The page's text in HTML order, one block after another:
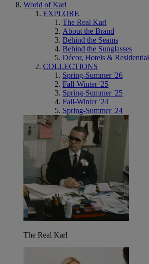
World of Karl
EXPLORE
The Real Karl
About the Brand
Behind the Seams
Behind the Sunglasses
Décor, Hotels & Residential
COLLECTIONS
Spring-Summer '26
Fall-Winter '25
Spring-Summer '25
Fall-Winter '24
Spring-Summer '24
The Real Karl